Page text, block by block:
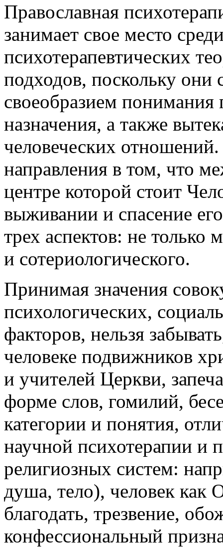
Православная
занимает свое место
психотерапевтических
подходов, поскольку они
своеобразием понимания
назначения, а также
человеческих
направления в том, что
центре которой стоит
выживании и спасение
трех аспектов: не только
и сотериологического.
Принимая значения
психологических,
факторов, нельзя
человеке подвижников
и учителей Церкви,
форме слов, гомилий,
категории и понятия,
научной психотерапии и
религиозных систем:
душа, тело), человек
благодать, трезвение,
конфессиональный